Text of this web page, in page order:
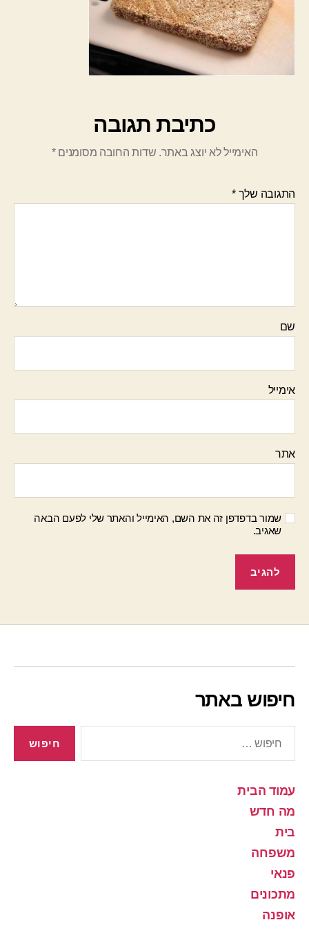
כתיבת תגובה
האימייל לא יוצג באתר. שדות החובה מסומנים*
התגובה שלך*
שם
אימייל
אתר
שמור בדפדפן זה את השם, האימייל והאתר שלי לפעם הבאה
שאגיב.
חיפוש באתר
עמוד הבית
מה חדש
בית
משפחה
פנאי
מתכונים
אופנה